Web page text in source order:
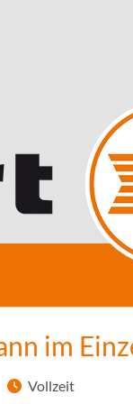
im
Vollzeit